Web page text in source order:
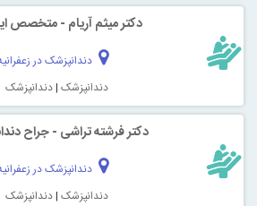
دکتر میثم آریام - متخصص
دندانپزشک در
دندانپزشک |دندانپزشک
دکتر فرشته تراشی - جراح
دندانپزشک در
دندانپزشک |دندانپزشک